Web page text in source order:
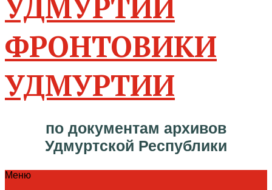
ФРОНТОВИКИ
УДМУРТИИ
по документам архивов
Удмуртской Республики
Меню